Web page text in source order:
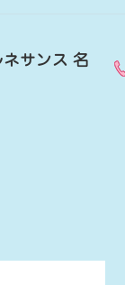
サンス 名